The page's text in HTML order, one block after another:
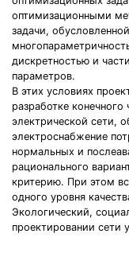
оптимизационными
задачи,
дискретностью и
параметров.
В этих условиях
разработке
электрической сети,
электроснабжение
нормальных и
рационального
критерию. При этом
одного уровня
Экологический,
проектировании сети